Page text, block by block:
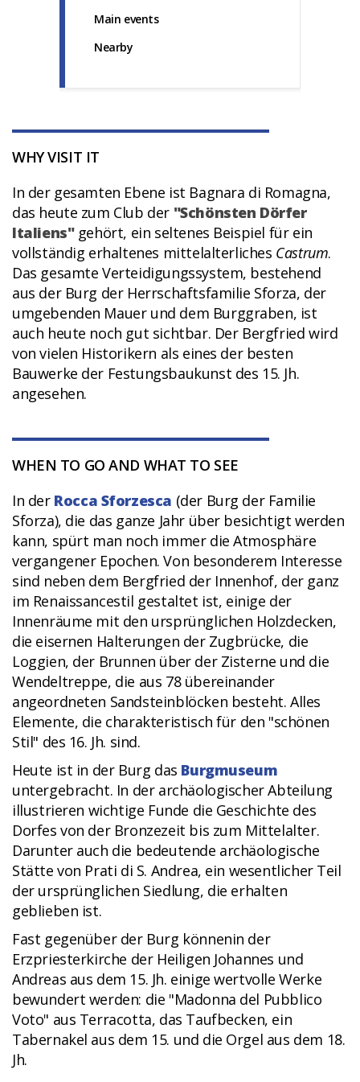
Main events
Nearby
WHY VISIT IT
In der gesamten Ebene ist Bagnara di Romagna,
das heute zum Club der "Schönsten Dörfer
Italiens"gehört, ein seltenes Beispiel für ein
vollständig erhaltenes mittelalterliches Castrum.
Das gesamte Verteidigungssystem, bestehend
aus der Burg der Herrschaftsfamilie Sforza, der
umgebenden Mauer und dem Burggraben, ist
auch heute noch gut sichtbar. Der Bergfried wird
von vielen Historikern als eines der besten
Bauwerke der Festungsbaukunst des 15. Jh.
angesehen.
WHEN TO GO AND WHAT TO SEE
In der Rocca Sforzesca (der Burg der Familie
Sforza), die das ganze Jahr über besichtigt werden
kann, spürt man noch immer die Atmosphäre
vergangener Epochen. Von besonderem Interesse
sind neben dem Bergfried der Innenhof, der ganz
im Renaissancestil gestaltet ist, einige der
Innenräume mit den ursprünglichen Holzdecken,
die eisernen Halterungen der Zugbrücke, die
Loggien, der Brunnen über der Zisterne und die
Wendeltreppe, die aus 78 übereinander
angeordneten Sandsteinblöcken besteht. Alles
Elemente, die charakteristisch für den "schönen
Stil" des 16. Jh. sind.
Heute ist in der Burg das Burgmuseum
untergebracht. In der archäologischer Abteilung
illustrieren wichtige Funde die Geschichte des
Dorfes von der Bronzezeit bis zum Mittelalter.
Darunter auch die bedeutende archäologische
Stätte von Prati di S. Andrea, ein wesentlicher Teil
der ursprünglichen Siedlung, die erhalten
geblieben ist.
Fast gegenüber der Burg könnenin der
Erzpriesterkirche der Heiligen Johannes und
Andreas aus dem 15. Jh. einige wertvolle Werke
bewundert werden: die "Madonna del Pubblico
Voto" aus Terracotta, das Taufbecken, ein
Tabernakel aus dem 15. und die Orgel aus dem 18.
Jh.